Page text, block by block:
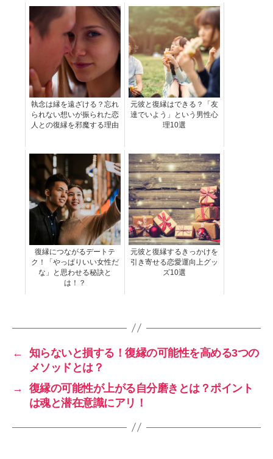
執念は縁を遠ざける？忘れ
られない想いが振られた恋
人との復縁を邪魔する理由
元彼と復縁はできる？「友
達でいよう」という男性心
理10選
復縁につながるデートテ
ク！「やっぱりいい女性だ
な」と思わせる秘訣と
は！？
元彼と復縁するきっかけを
引き寄せる恋愛運向上グッ
ズ10選
←
知らないと損する！復縁の可能性を高める3つの
メソッドとは？
→
復縁の可能性が上がる自分磨きとは？ポイント
は魂と潜在意識にアリ！